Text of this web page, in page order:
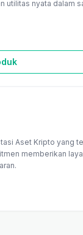
utilitas nyata dalam
Aset Kripto yang
memberikan